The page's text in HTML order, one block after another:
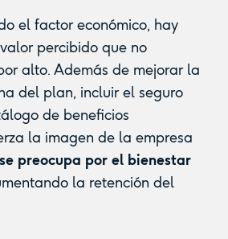
el factor económico, hay
percibido que no
alto. Además de mejorar la
del plan, incluir el seguro
de beneficios
la imagen de la empresa
se preocupa por el bienestar
la retención del